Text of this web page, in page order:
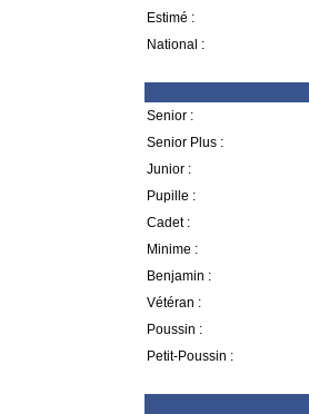
Estimé :
National :
Senior :
Senior Plus :
Junior :
Pupille :
Cadet :
Minime :
Benjamin :
Vétéran :
Poussin :
Petit-Poussin :